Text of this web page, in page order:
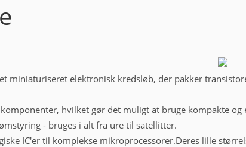
et miniaturiseret elektronisk kredsløb, der pakker
hvilket gør det muligt at bruge kompakte og
- bruges i alt fra ure til satellitter.
IC'er til komplekse mikroprocessorer.Deres lille